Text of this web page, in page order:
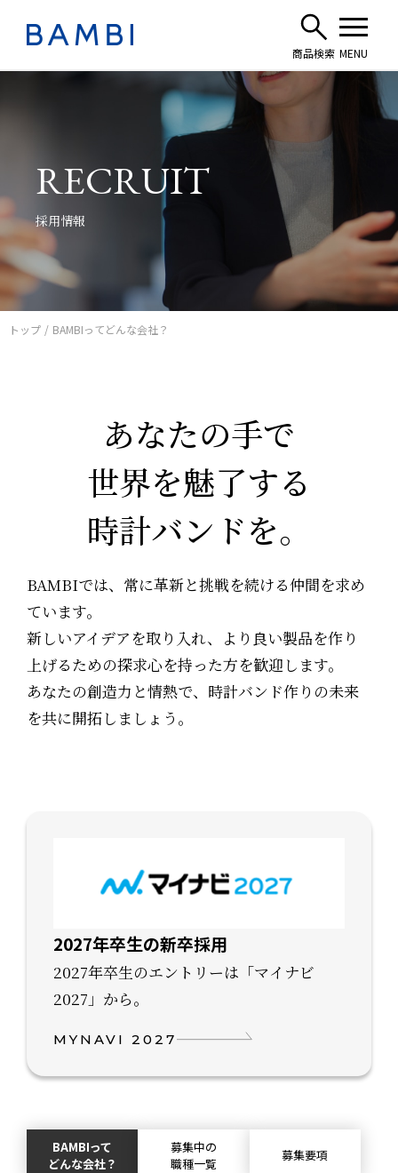
RECRUIT
採用情報
トップ BAMBIってどんな会社？
あなたの手で
世界を魅了する
時計バンドを。
BAMBIでは、常に革新と挑戦を続ける仲間を求め
ています。
新しいアイデアを取り入れ、より良い製品を作り
上げるための探求心を持った方を歓迎します。
あなたの創造力と情熱で、時計バンド作りの未来
を共に開拓しましょう。
2027年卒生の新卒採用
2027年卒生のエントリーは「マイナビ
2027」から。
MYNAVI 2027
BAMBIって
どんな会社？
募集中の
職種一覧
募集要項